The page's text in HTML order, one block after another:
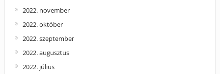
2022. november
2022. október
2022. szeptember
2022. augusztus
2022. július